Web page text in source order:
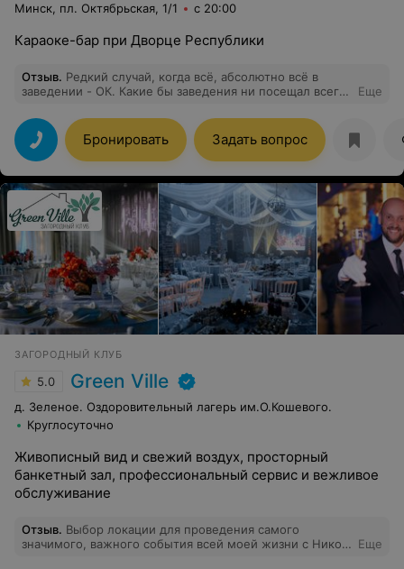
Минск, пл. Октябрьская, 1/1 с 20:00
Караоке-бар при Дворце Республики
Отзыв. Редкий случай, когда всё, абсолютно всё в
заведении - ОК. Какие бы заведения ни посещал всегда
караоке-бара есть тут.
Еще
Бронировать Задать вопрос
ЗАГОРОДНЫЙ КЛУБ
5.0 Green Ville
д. Зеленое. Оздоровительный лагерь им.О.Кошевого.
Круглосуточно
Живописный вид и свежий воздух, просторный
банкетный зал, профессиональный сервис и вежливое
обслуживание
Отзыв. Выбор локации для проведения самого
значимого, важного события всей моей жизни с Никой
Еще